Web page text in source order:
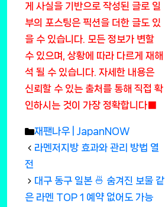
게 사실을 기반으로 작성된 글로 일
부의 포스팅은 픽션을 더한 글도 있
을 수 있습니다. 모든 정보가 변할
수 있으며, 상황에 따라 다르게 재해
석 될 수 있습니다. 자세한 내용은
신뢰할 수 있는 출처를 통해 직접 확
인하시는 것이 가장 정확합니다■
Categories
재팬나우 | JapanNOW
라멘저지방 효과와 관리 방법 열
전
대구 동구 일본 🍜 숨겨진 보물 같
은 라멘 TOP 1 예약 없어도 가능